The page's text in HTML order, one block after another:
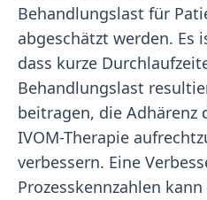
Behandlungslast für
abgeschätzt werden. Es
dass kurze
Behandlungslast
beitragen, die Adhärenz
IVOM-Therapie
verbessern. Eine
Prozesskennzahlen